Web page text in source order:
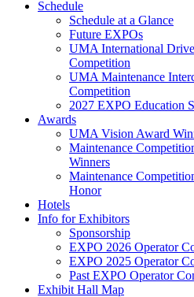
Schedule
Schedule at a Glance
Future EXPOs
UMA International
Competition
UMA Maintenance
Competition
2027 EXPO Education
Awards
UMA Vision Award
Maintenance
Winners
Maintenance
Honor
Hotels
Info for Exhibitors
Sponsorship
EXPO 2026 Operator
EXPO 2025 Operator
Past EXPO Operator
Exhibit Hall Map